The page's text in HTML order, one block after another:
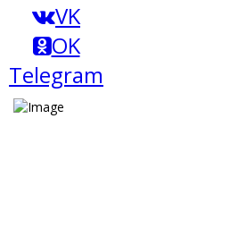
VK
OK
Telegram